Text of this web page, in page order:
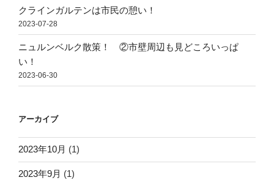
クラインガルテンは市民の憩い！
2023-07-28
ニュルンベルク散策！ ②市壁周辺も見どころいっぱ
い！
2023-06-30
アーカイブ
2023年10月 (1)
2023年9月 (1)